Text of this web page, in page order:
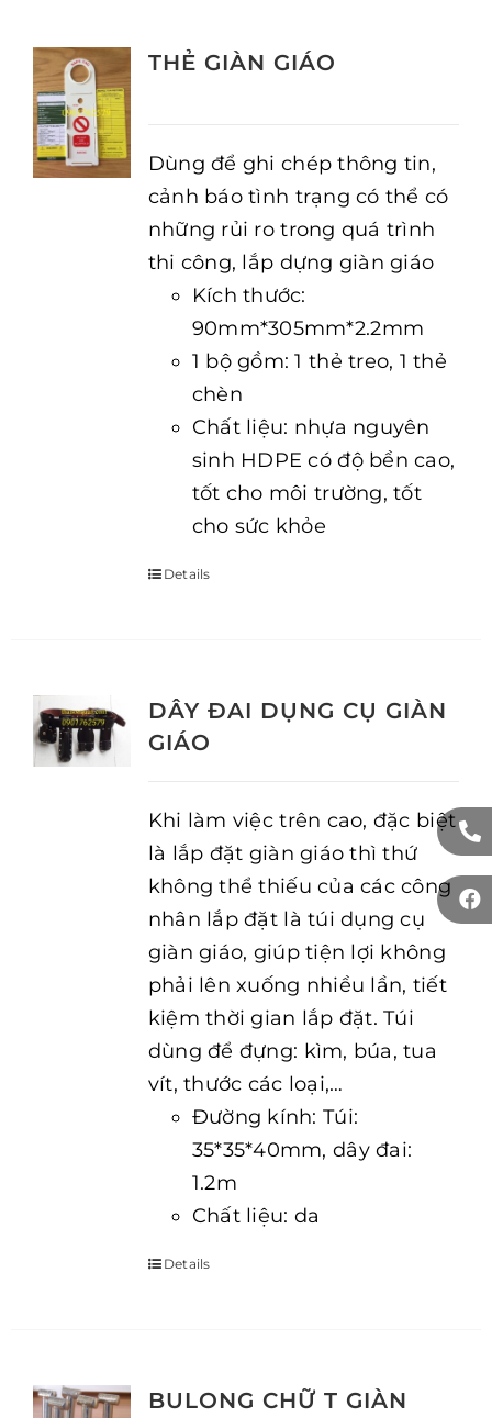
THẺ GIÀN GIÁO
Dùng để ghi chép thông tin,
cảnh báo tình trạng có thể có
những rủi ro trong quá trình
thi công, lắp dựng giàn giáo
Kích thước:
90mm*305mm*2.2mm
1 bộ gồm: 1 thẻ treo, 1 thẻ
chèn
Chất liệu: nhựa nguyên
sinh HDPE có độ bền cao,
tốt cho môi trường, tốt
cho sức khỏe
Details
DÂY ĐAI DỤNG CỤ GIÀN
GIÁO
Khi làm việc trên cao, đặc biệt
là lắp đặt giàn giáo thì thứ
không thể thiếu của các công
nhân lắp đặt là túi dụng cụ
giàn giáo, giúp tiện lợi không
phải lên xuống nhiều lần, tiết
kiệm thời gian lắp đặt. Túi
dùng để đựng: kìm, búa, tua
vít, thước các loại,…
Đường kính: Túi:
35*35*40mm, dây đai:
1.2m
Chất liệu: da
Details
BULONG CHỮ T GIÀN